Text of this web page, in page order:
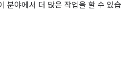
분야에서 더 많은 작업을 할 수 있습